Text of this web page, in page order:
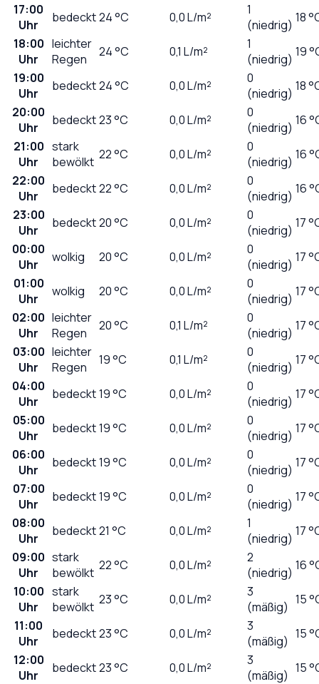
17:00
Uhr
bedeckt24°C 0,0L/m²
1
(niedrig) 18
18:00
Uhr
leichter
Regen
24°C 0,1 L/m²
1
(niedrig) 19
19:00
Uhr
bedeckt24°C 0,0L/m²
0
(niedrig) 18
20:00
Uhr
bedeckt23°C 0,0L/m²
0
(niedrig) 16
21:00
Uhr
stark
bewölkt 22°C 0,0L/m²
0
(niedrig) 16
22:00
Uhr
bedeckt22°C 0,0L/m²
0
(niedrig) 16
23:00
Uhr
bedeckt20°C 0,0L/m²
0
(niedrig) 17
00:00
Uhr
wolkig 20°C 0,0L/m²
0
(niedrig) 17
01:00
Uhr
wolkig 20°C 0,0L/m²
0
(niedrig) 17
02:00
Uhr
leichter
Regen
20°C 0,1 L/m²
0
(niedrig) 17
03:00
Uhr
leichter
Regen
19°C 0,1 L/m²
0
(niedrig) 17
04:00
Uhr
bedeckt19°C 0,0L/m²
0
(niedrig) 17
05:00
Uhr
bedeckt19°C 0,0L/m²
0
(niedrig) 17
06:00
Uhr
bedeckt19°C 0,0L/m²
0
(niedrig) 17
07:00
Uhr
bedeckt19°C 0,0L/m²
0
(niedrig) 17
08:00
Uhr
bedeckt21 °C 0,0L/m²
1
(niedrig) 17
09:00
Uhr
stark
bewölkt 22°C 0,0L/m²
2
(niedrig) 16
10:00
Uhr
stark
bewölkt 23°C 0,0L/m²
3
(mäßig) 15
11:00
Uhr
bedeckt23°C 0,0L/m²
3
(mäßig) 15
12:00
Uhr
bedeckt23°C 0,0L/m²
3
(mäßig) 15